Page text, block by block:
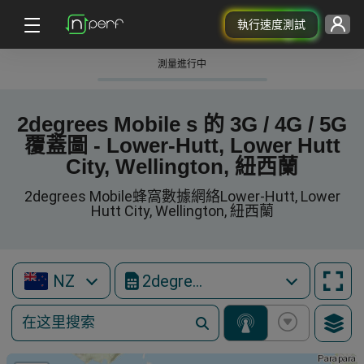
執行速度測試
測量進行中
2degrees Mobile s 的 3G / 4G / 5G
覆蓋圖 - Lower-Hutt, Lower Hutt
City, Wellington, 紐西蘭
2degrees Mobile蜂窩數據網絡Lower-Hutt, Lower
Hutt City, Wellington, 紐西蘭
NZ 2degrees Mobile